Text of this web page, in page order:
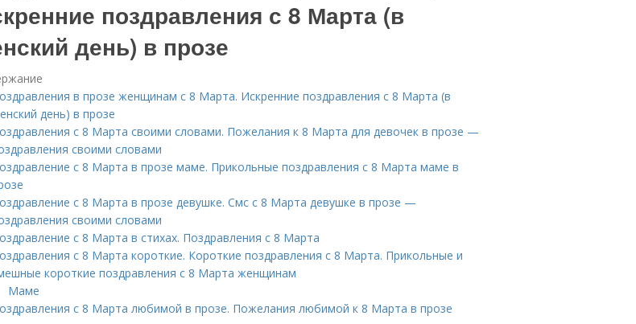
поздравления с 8 Марта (в
день) в прозе
в прозе женщинам с 8 Марта. Искренние поздравления с 8 Марта (в
день) в прозе
с 8 Марта своими словами. Пожелания к 8 Марта для девочек в прозе —
своими словами
с 8 Марта в прозе маме. Прикольные поздравления с 8 Марта маме в
с 8 Марта в прозе девушке. Смс с 8 Марта девушке в прозе —
своими словами
с 8 Марта в стихах. Поздравления с 8 Марта
с 8 Марта короткие. Короткие поздравления с 8 Марта. Прикольные и
короткие поздравления с 8 Марта женщинам
Маме
с 8 Марта любимой в прозе. Пожелания любимой к 8 Марта в прозе